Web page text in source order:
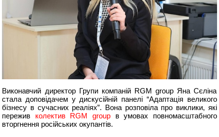
Виконавчий директор Групи компаній RGM group Яна Сєліна
стала доповідачем у дискусійній панелі “Адаптація великого
бізнесу в сучасних реаліях”. Вона розповіла про виклики, які
пережив колектив RGM group в умовах повномасштабного
вторгнення російських окупантів.